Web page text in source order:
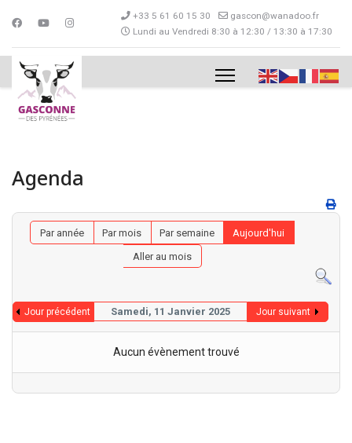
+33 5 61 60 15 30
gascon@wanadoo.fr
Lundi au Vendredi 8:30 à 12:30 / 13:30 à 17:30
Agenda
Par année Par mois Par semaine
Aujourd'hui
Aller au mois
Jour précédent Samedi, 11 Janvier 2025 Jour suivant
Aucun évènement trouvé